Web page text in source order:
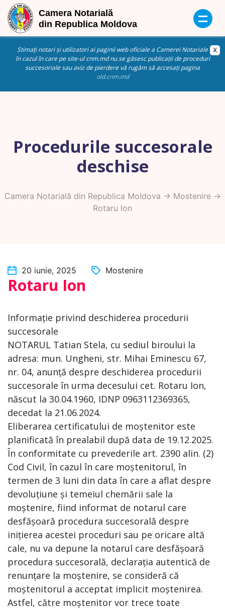
Stimați notari și utilizatori ai paginii web oficiale a Camerei Notariale
în cazul în care pe site-ul cnm.md nu se găsesc publicații de proceduri
succesoriale sau aviz de pierdere vă rugăm să accesați pagina
old.cnm.md
Procedurile succesorale
deschise
Camera Notarială din Republica Moldova -> Mostenire->
Rotaru Ion
20 iunie, 2025 Mostenire
Rotaru Ion
Informație privind deschiderea procedurii
succesorale
NOTARUL Tatian Stela, cu sediul biroului la
adresa: mun. Ungheni, str. Mihai Eminescu 67,
nr. 04, anunță despre deschiderea procedurii
succesorale în urma decesului cet. Rotaru Ion,
născut la 30.04.1960, IDNP 0963112369365,
decedat la 21.06.2024.
Eliberarea certificatului de moștenitor este
planificată în prealabil după data de 19.12.2025.
În conformitate cu prevederile art. 2390 alin. (2)
Cod Civil, în cazul în care moștenitorul, în
termen de 3 luni din data în care a aflat despre
devoluțiune și temeiul chemării sale la
moștenire, fiind informat de notarul care
desfășoară procedura succesorală despre
inițierea acestei proceduri sau pe oricare altă
cale, nu va depune la notarul care desfășoară
procedura succesorală, declarația autentică de
renunțare la moștenire, se consideră că
moștenitorul a acceptat implicit moștenirea.
Astfel, către moștenitor vor trece toate